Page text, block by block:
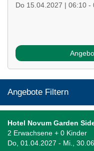
Do 15.04.2027 | 06:10 -
Angebote Filtern
Hotel Novum Garden
2 Erwachsene + 0 Kinder
Do, 01.04.2027 - Mi.,